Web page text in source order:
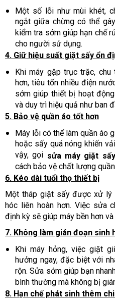
Một số lỗi như mùi khét,
ngắt giữa chừng có thể
kiểm tra sớm giúp hạn chế
cho người sử dụng.
4. Giữ hiệu suất giặt sấy ổn
Khi máy gặp trục trặc,
hơn, tiêu tốn nhiều điện
sớm giúp thiết bị hoạt
và duy trì hiệu quả như ban
5. Bảo vệ quần áo tốt hơn
Máy lỗi có thể làm quần áo
hoặc sấy quá nóng khiến
vậy, gọi sửa máy giặt
cách bảo vệ chất lượng
6. Kéo dài tuổi thọ thiết bị
Một tháp giặt sấy được xử lý
hóc liên hoàn hơn. Việc sửa
định kỳ sẽ giúp máy bền hơn
7. Không làm gián đoạn sinh
Khi máy hỏng, việc giặt
hưởng ngay, đặc biệt với
rộn. Sửa sớm giúp bạn
bình thường mà không bị
8. Hạn chế phát sinh thêm